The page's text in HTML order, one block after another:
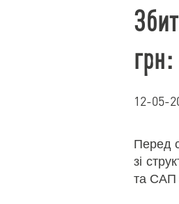
12-05-
Перед
зі
та САП